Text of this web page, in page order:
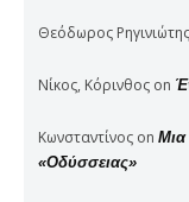
Θεόδωρος Ρηγινιώτης
Νίκος, Κόρινθος on
Κωνσταντίνος on Μια
«Οδύσσειας»